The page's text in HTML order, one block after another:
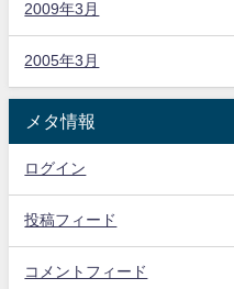
2009年3月
2005年3月
メタ情報
ログイン
投稿フィード
コメントフィード